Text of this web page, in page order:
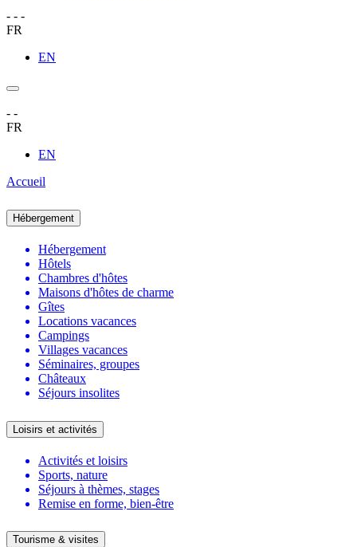
- - -
FR
EN
- -
FR
EN
Accueil
Hébergement
Hébergement
Hôtels
Chambres d'hôtes
Maisons d'hôtes de charme
Gîtes
Locations vacances
Campings
Villages vacances
Séminaires, groupes
Châteaux
Séjours insolites
Loisirs et activités
Activités et loisirs
Sports, nature
Séjours à thèmes, stages
Remise en forme, bien-être
Tourisme & visites